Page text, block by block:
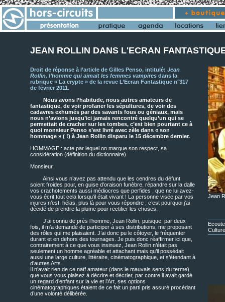
JEAN ROLLIN DANS L'ECRAN
Droit de réponse à l’article de Gilles Penso, intitulé: Jean
Rollin, l’homme qui aimait les femmes vampires dans la
rubrique « La crypte » de la revue L’Ecran Fantastique n°317
de février 2011.
Nous avons l’habitude, nous autres amateurs de
fantastique, de voir profaner les sépultures, de voir des
cadavres exhumés par des savants fous ou géniaux, mais
nous n’avions jusqu’ici jamais rencontré quelqu’un qui se
permettait de cracher sur les tombes, c’est bien pourtant ce à
quoi monsieur Penso s’est livré avec zèle dans « son
hommage » ( !) à Jean Rollin disparu le 15 décembre dernier.
HOMMAGE : acte par lequel on marque son respect, sa
considération (définition du dictionnaire)
Monsieur,
Ainsi vous n’avez pas attendu que les cendres du défunt
soient froides pour, en guise d’oraison funèbre, répandre sur la dalle
vos crachotements aussi médiocres que perfides ; que ne lui avez-
vous écrit tout cela lorsqu’il était vivant ! La personne visée par vos
injures n’est, hélas, plus là pour vous répondre ; c’est pourquoi j’ai
décidé de prendre la plume pour rectifier les choses.
J’ai connu de près l’homme, Jean Rollin, puisque, par deux
fois, il m’a demandé de participer à ses distributions, me proposant
des rôles qui me plaisaient. J’ai donc pu le côtoyer, le fréquenter
durant et en dehors des tournages. Je puis donc réaffirmer ici que,
contrairement à ce que vous insinuez, Jean Rollin n’était pas
seulement un homme agréable et attachant mais qu’il possédait
aussi une large culture, littéraire, cinématographique, et s’étendant à
d’autres Arts.
Il n’avait rien de ce naïf amateur (dans le mauvais sens du terme)
que vous vous plaisez à décrire et décrier, par contre il avait gardé
un regard d’enfant sur la vie et l’Art, ses options
cinématographiques étaient de ce fait un parti pris assuré procédant
d’une volonté délibérée.
Jean